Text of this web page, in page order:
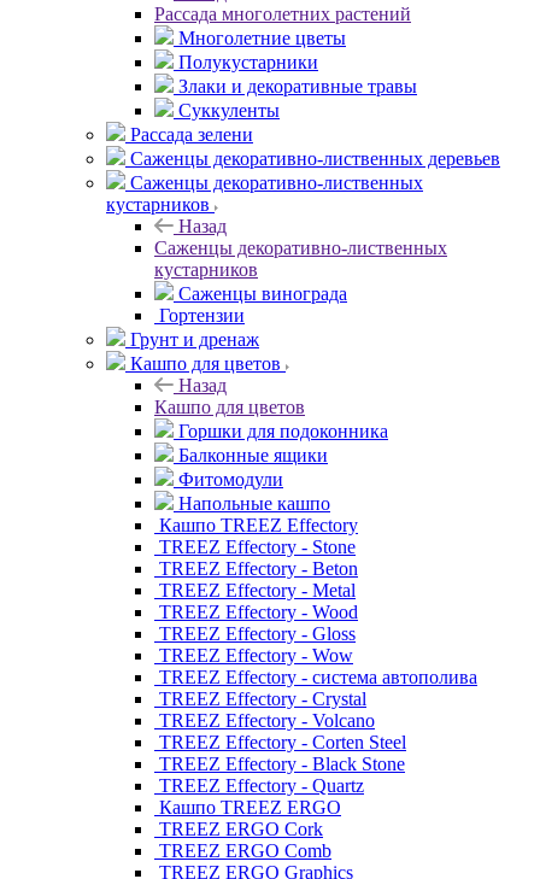
Рассада многолетних растений
Многолетние цветы
Полукустарники
Злаки и декоративные травы
Суккуленты
Рассада зелени
Саженцы декоративно-лиственных деревьев
Саженцы декоративно-лиственных
кустарников
Назад
Саженцы декоративно-лиственных
кустарников
Саженцы винограда
Гортензии
Грунт и дренаж
Кашпо для цветов
Назад
Кашпо для цветов
Горшки для подоконника
Балконные ящики
Фитомодули
Напольные кашпо
Кашпо TREEZ Effectory
TREEZ Effectory - Stone
TREEZ Effectory - Beton
TREEZ Effectory - Metal
TREEZ Effectory - Wood
TREEZ Effectory - Gloss
TREEZ Effectory - Wow
TREEZ Effectory - система автополива
TREEZ Effectory - Crystal
TREEZ Effectory - Volcano
TREEZ Effectory - Corten Steel
TREEZ Effectory - Black Stone
TREEZ Effectory - Quartz
Кашпо TREEZ ERGO
TREEZ ERGO Cork
TREEZ ERGO Comb
TREEZ ERGO Graphics